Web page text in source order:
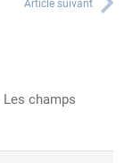
Article suivant
Les champs